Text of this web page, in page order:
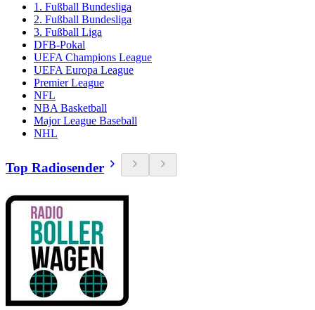
1. Fußball Bundesliga
2. Fußball Bundesliga
3. Fußball Liga
DFB-Pokal
UEFA Champions League
UEFA Europa League
Premier League
NFL
NBA Basketball
Major League Baseball
NHL
Top Radiosender